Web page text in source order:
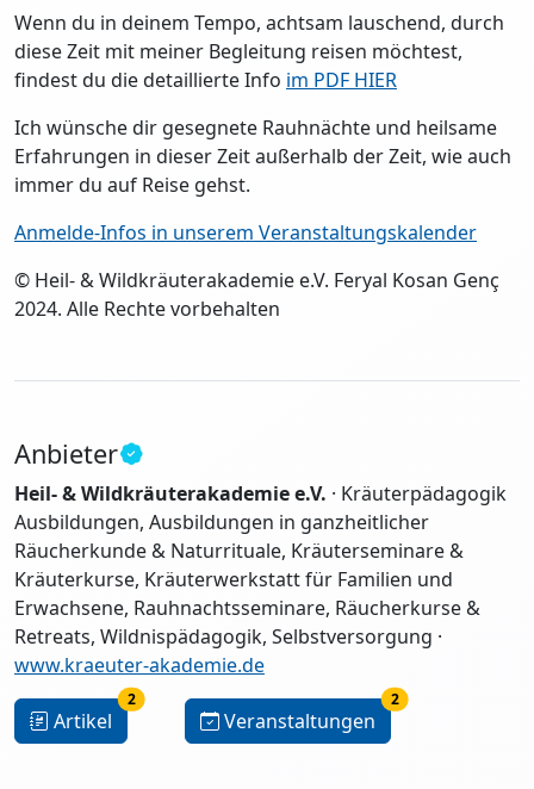
Wenn du in deinem Tempo, achtsam lauschend, durch
diese Zeit mit meiner Begleitung reisen möchtest,
findest du die detaillierte Info im PDF HIER
Ich wünsche dir gesegnete Rauhnächte und heilsame
Erfahrungen in dieser Zeit außerhalb der Zeit, wie auch
immer du auf Reise gehst.
Anmelde-Infos in unserem Veranstaltungskalender
© Heil- & Wildkräuterakademie e.V. Feryal Kosan Genç
2024. Alle Rechte vorbehalten
Anbieter
Heil- & Wildkräuterakademie e.V. · Kräuterpädagogik
Ausbildungen, Ausbildungen in ganzheitlicher
Räucherkunde & Naturrituale, Kräuterseminare &
Kräuterkurse, Kräuterwerkstatt für Familien und
Erwachsene, Rauhnachtsseminare, Räucherkurse &
Retreats, Wildnispädagogik, Selbstversorgung ·
www.kraeuter-akademie.de
Artikel
2
Veranstaltungen
2